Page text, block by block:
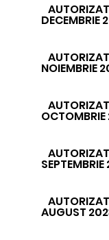
DECEMBRIE
NOIEMBRIE
AUGUST